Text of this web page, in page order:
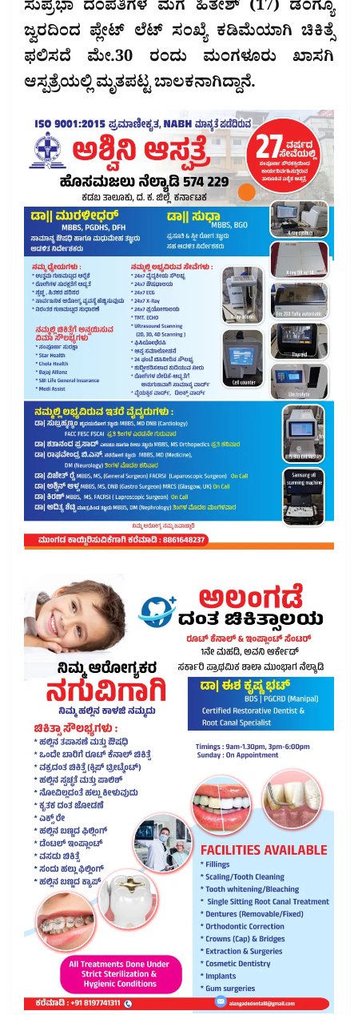
ಸುಪ್ರಭಾ ದಂಪತಿಗಳ ಮಗ ಹಿತೇಶ್ (17) ಡೆಂಗ್ಯೂ
ಜ್ವರದಿಂದ ಪ್ಲೇಟ್ ಲೆಟ್ ಸಂಖ್ಯೆ ಕಡಿಮೆಯಾಗಿ ಚಿಕಿತ್ಸೆ
ಫಲಿಸದೆ ಮೇ.30 ರಂದು ಮಂಗಳೂರು ಖಾಸಗಿ
ಆಸ್ಪತ್ರೆಯಲ್ಲಿ ಮೃತಪಟ್ಟ ಬಾಲಕನಾಗಿದ್ದಾನೆ.